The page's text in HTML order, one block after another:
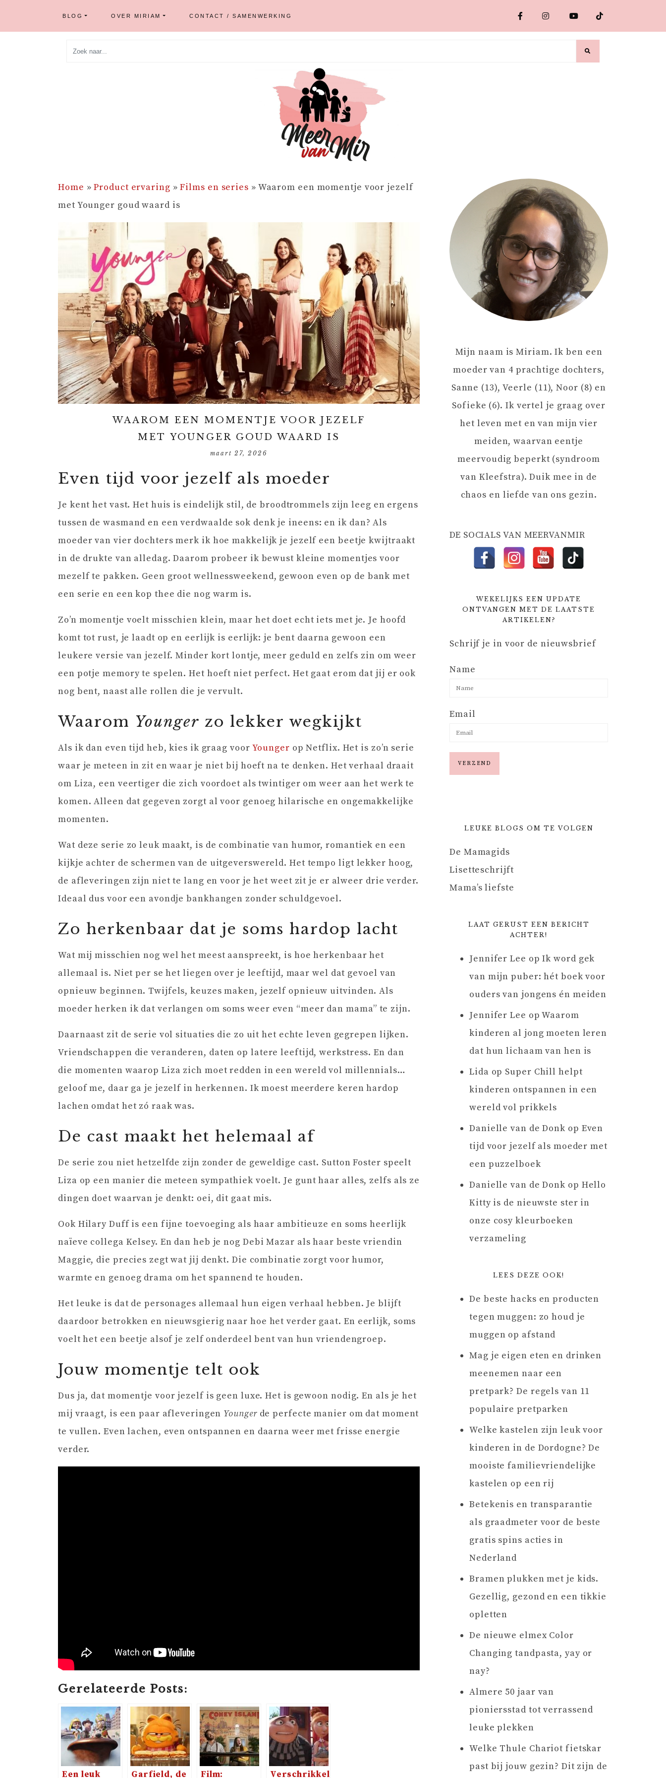
BLOG OVER MIRIAM CONTACT / SAMENWERKING
Home »Product ervaring »Films en series » Waarom een momentje voor jezelf
met Younger goud waard is
WAAROM EEN MOMENTJE VOOR JEZELF
MET YOUNGER GOUD WAARD IS
maart 27, 2026
Even tijd voor jezelf als moeder
Je kent het vast. Het huis is eindelijk stil, de broodtrommels zijn leeg en ergens
tussen de wasmand en een verdwaalde sok denk je ineens: en ik dan? Als
moeder van vier dochters merk ik hoe makkelijk je jezelf een beetje kwijtraakt
in de drukte van alledag. Daarom probeer ik bewust kleine momentjes voor
mezelf te pakken. Geen groot wellnessweekend, gewoon even op de bank met
een serie en een kop thee die nog warm is.
Zo’n momentje voelt misschien klein, maar het doet echt iets met je. Je hoofd
komt tot rust, je laadt op en eerlijk is eerlijk: je bent daarna gewoon een
leukere versie van jezelf. Minder kort lontje, meer geduld en zelfs zin om weer
een potje memory te spelen. Het hoeft niet perfect. Het gaat erom dat jij er ook
nog bent, naast alle rollen die je vervult.
Waarom Younger zo lekker wegkijkt
Als ik dan even tijd heb, kies ik graag voor Younger op Netflix. Het is zo’n serie
waar je meteen in zit en waar je niet bij hoeft na te denken. Het verhaal draait
om Liza, een veertiger die zich voordoet als twintiger om weer aan het werk te
komen. Alleen dat gegeven zorgt al voor genoeg hilarische en ongemakkelijke
momenten.
Wat deze serie zo leuk maakt, is de combinatie van humor, romantiek en een
kijkje achter de schermen van de uitgeverswereld. Het tempo ligt lekker hoog,
de afleveringen zijn niet te lang en voor je het weet zit je er alweer drie verder.
Ideaal dus voor een avondje bankhangen zonder schuldgevoel.
Zo herkenbaar dat je soms hardop lacht
Wat mij misschien nog wel het meest aanspreekt, is hoe herkenbaar het
allemaal is. Niet per se het liegen over je leeftijd, maar wel dat gevoel van
opnieuw beginnen. Twijfels, keuzes maken, jezelf opnieuw uitvinden. Als
moeder herken ik dat verlangen om soms weer even “meer dan mama” te zijn.
Daarnaast zit de serie vol situaties die zo uit het echte leven gegrepen lijken.
Vriendschappen die veranderen, daten op latere leeftijd, werkstress. En dan
die momenten waarop Liza zich moet redden in een wereld vol millennials…
geloof me, daar ga je jezelf in herkennen. Ik moest meerdere keren hardop
lachen omdat het zó raak was.
De cast maakt het helemaal af
De serie zou niet hetzelfde zijn zonder de geweldige cast. Sutton Foster speelt
Liza op een manier die meteen sympathiek voelt. Je gunt haar alles, zelfs als ze
dingen doet waarvan je denkt: oei, dit gaat mis.
Ook Hilary Duff is een fijne toevoeging als haar ambitieuze en soms heerlijk
naïeve collega Kelsey. En dan heb je nog Debi Mazar als haar beste vriendin
Maggie, die precies zegt wat jij denkt. Die combinatie zorgt voor humor,
warmte en genoeg drama om het spannend te houden.
Het leuke is dat de personages allemaal hun eigen verhaal hebben. Je blijft
daardoor betrokken en nieuwsgierig naar hoe het verder gaat. En eerlijk, soms
voelt het een beetje alsof je zelf onderdeel bent van hun vriendengroep.
Jouw momentje telt ook
Dus ja, dat momentje voor jezelf is geen luxe. Het is gewoon nodig. En als je het
mij vraagt, is een paar afleveringen Youngerde perfecte manier om dat moment
te vullen. Even lachen, even ontspannen en daarna weer met frisse energie
verder.
Gerelateerde Posts:
Een leuk Garfield, de Film: Verschrikkelijke
Mijn naam is Miriam. Ik ben een
moeder van 4 prachtige dochters,
Sanne (13), Veerle (11), Noor (8) en
Sofieke (6). Ik vertel je graag over
het leven met en van mijn vier
meiden, waarvan eentje
meervoudig beperkt (syndroom
van Kleefstra). Duik mee in de
chaos en liefde van ons gezin.
DE SOCIALS VAN MEERVANMIR
WEKELIJKS EEN UPDATE
ONTVANGEN MET DE LAATSTE
ARTIKELEN?
Schrijf je in voor de nieuwsbrief
Name
Email
LEUKE BLOGS OM TE VOLGEN
De Mamagids
Lisetteschrijft
Mama’s liefste
LAAT GERUST EEN BERICHT
ACHTER!
Jennifer Lee opIk word gek
van mijn puber: hét boek voor
ouders van jongens én meiden
Jennifer Lee opWaarom
kinderen al jong moeten leren
dat hun lichaam van hen is
Lida op Super Chill helpt
kinderen ontspannen in een
wereld vol prikkels
Danielle van de Donk op Even
tijd voor jezelf als moeder met
een puzzelboek
Danielle van de Donk op Hello
Kitty is de nieuwste ster in
onze cosy kleurboeken
verzameling
LEES DEZE OOK!
De beste hacks en producten
tegen muggen: zo houd je
muggen op afstand
Mag je eigen eten en drinken
meenemen naar een
pretpark? De regels van 11
populaire pretparken
Welke kastelen zijn leuk voor
kinderen in de Dordogne? De
mooiste familievriendelijke
kastelen op een rij
Betekenis en transparantie
als graadmeter voor de beste
gratis spins acties in
Nederland
Bramen plukken met je kids.
Gezellig, gezond en een tikkie
opletten
De nieuwe elmex Color
Changing tandpasta, yay or
nay?
Almere 50 jaar van
pioniersstad tot verrassend
leuke plekken
Welke Thule Chariot fietskar
past bij jouw gezin? Dit zijn de